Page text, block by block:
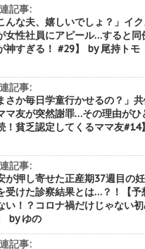
記事:
んな夫、嬉しいでしょ？」イ
女性社員にアピール…すると同
神すぎる！ #29】 by 尾持トモ
記事:
さか毎日学童行かせるの？」
マ友が突然謝罪…その理由がひ
！貧乏認定してくるママ友#14
記事:
が押し寄せた正産期37週目の
受けた診察結果とは…？！【予
い！？コロナ禍だけじゃない
by ゆの
記事: